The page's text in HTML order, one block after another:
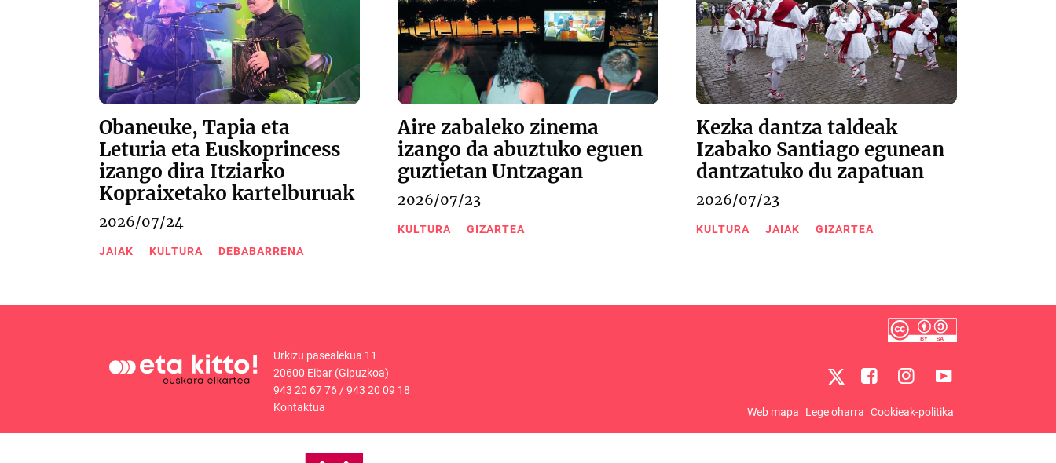
Obaneuke, Tapia eta
Leturia eta Euskoprincess
izango dira Itziarko
Kopraixetako kartelburuak
2026/07/24
JAIAK KULTURA DEBABARRENA
Aire zabaleko zinema
izango da abuztuko eguen
guztietan Untzagan
2026/07/23
KULTURA GIZARTEA
Kezka dantza taldeak
Izabako Santiago egunean
dantzatuko du zapatuan
2026/07/23
KULTURA JAIAK GIZARTEA
Urkizu pasealekua 11
20600 Eibar (Gipuzkoa)
943 20 67 76/943 20 09 18
Kontaktua
Web mapa Lege oharra Cookieak-politika